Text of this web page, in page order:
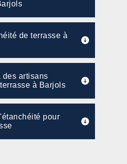
de terrasse à
des artisans
à Barjols
pour